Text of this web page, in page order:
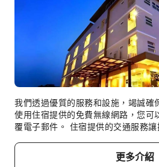
我們透過優質的服務和設施，竭誠確
使用住宿提供的免費無線網路，您可
覆電子郵件。 住宿提供的交通服務讓
前台人員可為您提供各種服務，如禮
門的娛樂活動，請向住宿的票務尋求
更多介紹